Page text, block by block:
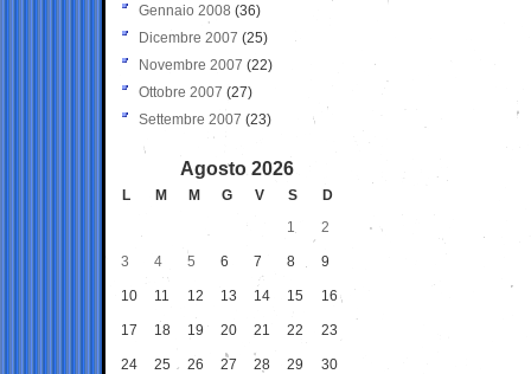
Gennaio 2008 (36)
Dicembre 2007 (25)
Novembre 2007 (22)
Ottobre 2007 (27)
Settembre 2007 (23)
Agosto 2026
L M M G V S
D
1
2
3 4 5 6 7 8 9
10 11 12 13 14 15 16
17 18 19 20 21 22 23
24 25 26 27 28 29 30